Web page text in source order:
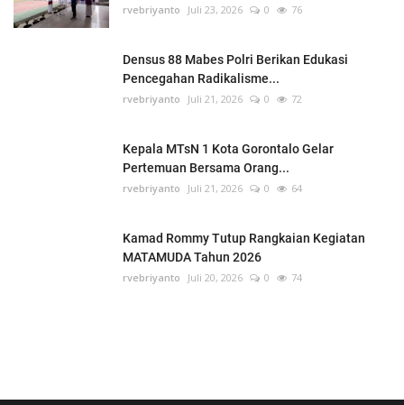
rvebriyanto Juli 23, 2026 0 76
Densus 88 Mabes Polri Berikan Edukasi
Pencegahan Radikalisme...
rvebriyanto Juli 21, 2026 0 72
Kepala MTsN 1 Kota Gorontalo Gelar
Pertemuan Bersama Orang...
rvebriyanto Juli 21, 2026 0 64
Kamad Rommy Tutup Rangkaian Kegiatan
MATAMUDA Tahun 2026
rvebriyanto Juli 20, 2026 0 74